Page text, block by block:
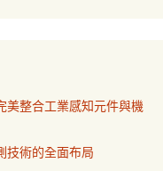
美整合工業感知元件與機
技術的全面布局